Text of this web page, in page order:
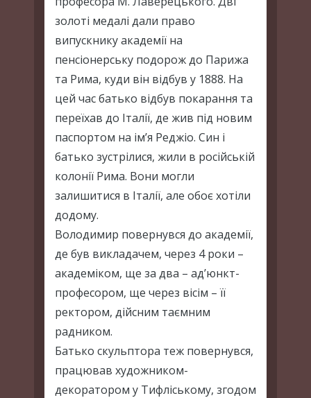
золоті медалі дали право
випускнику академії на
пенсіонерську подорож до Парижа
та Рима, куди він відбув у 1888. На
цей час батько відбув покарання та
переїхав до Італії, де жив під новим
паспортом на ім’я Реджіо. Син і
батько зустрілися, жили в російській
колонії Рима. Вони могли
залишитися в Італії, але обоє хотіли
додому.
Володимир повернувся до академії,
де був викладачем, через 4 роки –
академіком, ще за два – ад’юнкт-
професором, ще через вісім – її
ректором, дійсним таємним
радником.
Батько скульптора теж повернувся,
працював художником-
декоратором у Тифліському, згодом